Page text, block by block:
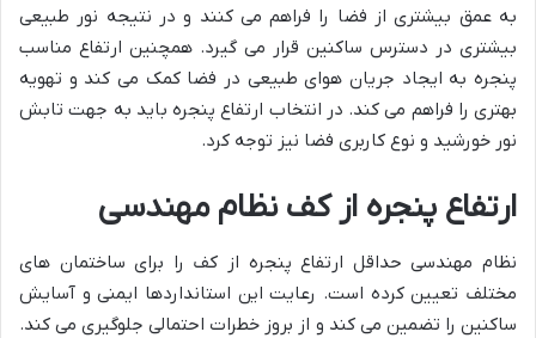
به عمق بیشتری از فضا را فراهم می کنند و در نتیجه نور طبیعی
بیشتری در دسترس ساکنین قرار می گیرد. همچنین ارتفاع مناسب
پنجره به ایجاد جریان هوای طبیعی در فضا کمک می کند و تهویه
بهتری را فراهم می کند. در انتخاب ارتفاع پنجره باید به جهت تابش
نور خورشید و نوع کاربری فضا نیز توجه کرد.
ارتفاع پنجره از کف نظام مهندسی
نظام مهندسی حداقل ارتفاع پنجره از کف را برای ساختمان های
مختلف تعیین کرده است. رعایت این استانداردها ایمنی و آسایش
ساکنین را تضمین می کند و از بروز خطرات احتمالی جلوگیری می کند.